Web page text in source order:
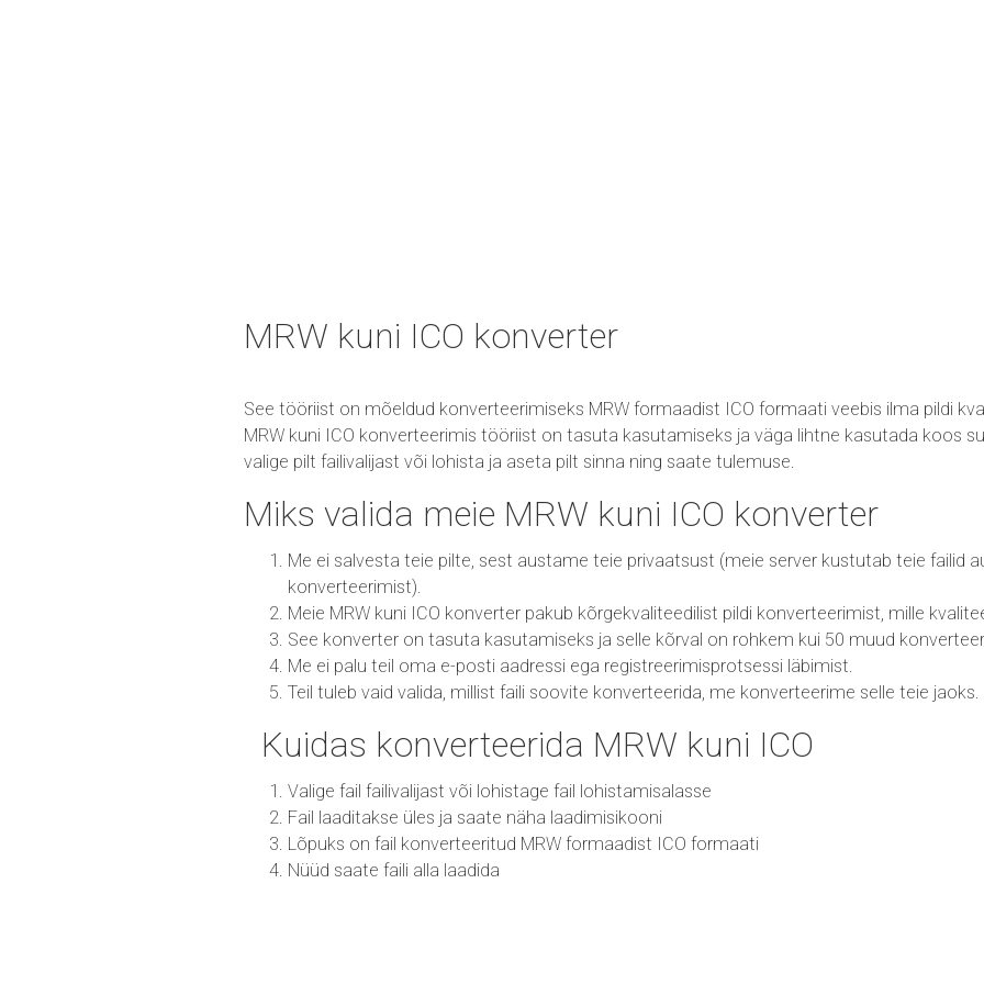
MRW kuni ICO konverter
See tööriist on mõeldud konverteerimiseks MRW formaadist ICO formaati veebis ilma pildi
MRW kuni ICO konverteerimis tööriist on tasuta kasutamiseks ja väga lihtne kasutada koos
valige pilt failivalijast või lohista ja aseta pilt sinna ning saate tulemuse.
Miks valida meie MRW kuni ICO konverter
Me ei salvesta teie pilte, sest austame teie privaatsust (meie server kustutab teie failid
konverteerimist).
Meie MRW kuni ICO konverter pakub kõrgekvaliteedilist pildi konverteerimist, mille
See konverter on tasuta kasutamiseks ja selle kõrval on rohkem kui 50 muud
Me ei palu teil oma e-posti aadressi ega registreerimisprotsessi läbimist.
Teil tuleb vaid valida, millist faili soovite konverteerida, me konverteerime selle teie jaoks.
Kuidas konverteerida MRW kuni ICO
Valige fail failivalijast või lohistage fail lohistamisalasse
Fail laaditakse üles ja saate näha laadimisikooni
Lõpuks on fail konverteeritud MRW formaadist ICO formaati
Nüüd saate faili alla laadida